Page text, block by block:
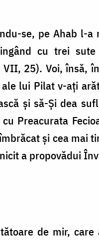
se, pe Ahab l-
cu trei
25). Voi, însă,
lui Pilat v-aţi
şi să-Şi dea
Preacurata
şi cea mai
a propovădui
de mir,